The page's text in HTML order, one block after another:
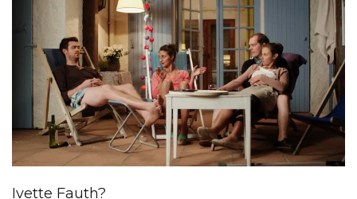
Ivette Fauth?